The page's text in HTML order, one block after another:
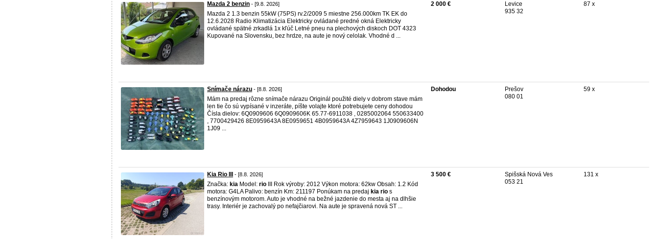
Mazda 2 benzin - [9.8. 2026]
Mazda 2 1.3 benzin 55kW (75PS) rv.2/2009 5 miestne 256.000km TK EK do
12.6.2028 Radio Klimatizácia Elektricky ovládané predné okná Elektricky
ovládané spätné zrkadlá 1x kľúč Letné pneu na plechových diskoch DOT 4323
Kupované na Slovensku, bez hrdze, na aute je nový celolak. Vhodné d ...
2 000 €
Levice
935 32
87 x
Snímače nárazu - [8.8. 2026]
Mám na predaj rôzne snímače nárazu Originál použité diely v dobrom stave mám
len tie čo sú vypísané v inzeráte, píšte volajte ktoré potrebujete ceny dohodou
Čísla dielov: 6Q0909606 6Q0909606K 65.77-6911038 , 0285002064 550633400
, 7700429426 8E0959643A 8E0959651 4B0959643A 4Z7959643 1J0909606N
1J09 ...
Dohodou
Prešov
080 01
59 x
Kia Rio III - [8.8. 2026]
Značka: kia Model: rio III Rok výroby: 2012 Výkon motora: 62kw Obsah: 1.2 Kód
motora: G4LA Palivo: benzín Km: 211197 Ponúkam na predaj kia rio s
benzínovým motorom. Auto je vhodné na bežné jazdenie do mesta aj na dlhšie
trasy. Interiér je zachovalý po nefajčiarovi. Na aute je spravená nová ST ...
3 500 €
Spišská Nová Ves
053 21
131 x